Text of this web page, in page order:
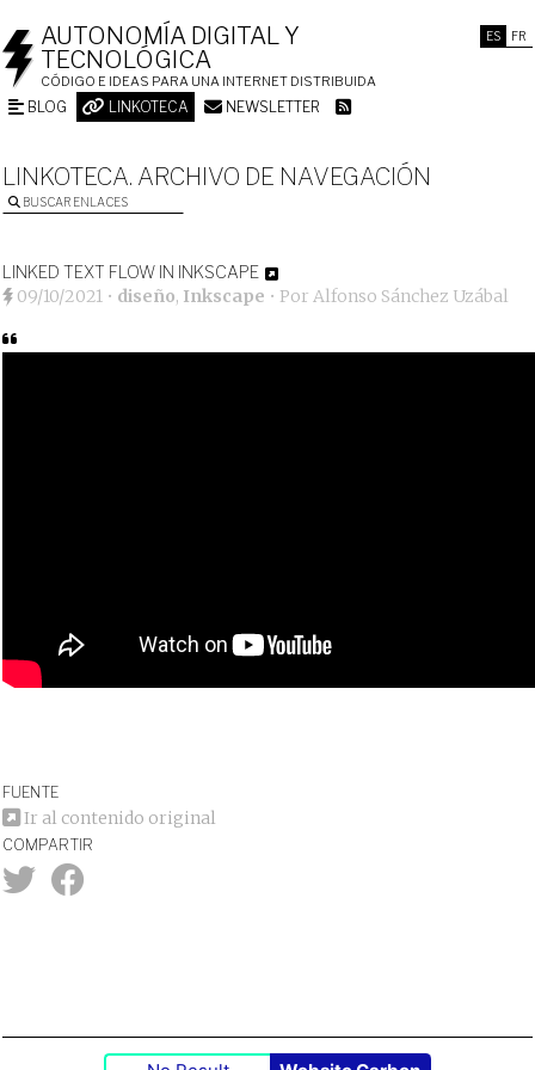
ES FR
AUTONOMÍA DIGITAL Y
TECNOLÓGICA
CÓDIGO E IDEAS PARA UNA INTERNET DISTRIBUIDA
BLOG LINKOTECA NEWSLETTER
LINKOTECA. ARCHIVO DE NAVEGACIÓN
BUSCAR ENLACES
LINKED TEXT FLOW IN INKSCAPE
09/10/2021 • diseño, Inkscape • PorAlfonso Sánchez Uzábal
FUENTE
Ir al contenido original
COMPARTIR